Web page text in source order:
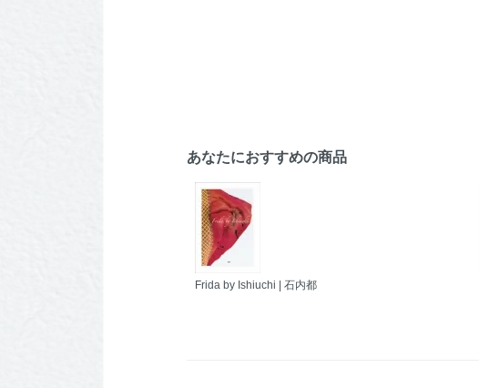
あなたにおすすめの商品
Frida by Ishiuchi | 石内都